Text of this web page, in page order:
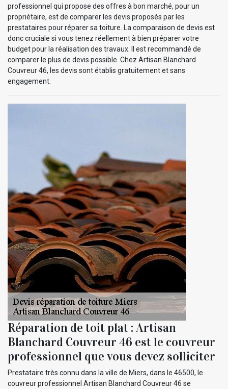
professionnel qui propose des offres à bon marché, pour un
propriétaire, est de comparer les devis proposés par les
prestataires pour réparer sa toiture. La comparaison de devis est
donc cruciale si vous tenez réellement à bien préparer votre
budget pour la réalisation des travaux. Il est recommandé de
comparer le plus de devis possible. Chez Artisan Blanchard
Couvreur 46, les devis sont établis gratuitement et sans
engagement.
Réparation de toit plat : Artisan
Blanchard Couvreur 46 est le couvreur
professionnel que vous devez solliciter
Prestataire très connu dans la ville de Miers, dans le 46500, le
couvreur professionnel Artisan Blanchard Couvreur 46 se